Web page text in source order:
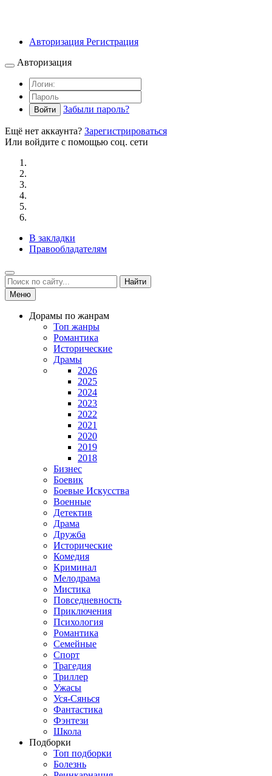
Авторизация Регистрация
Авторизация
Войти Забыли пароль?
Ещё нет аккаунта? Зарегистрироваться
Или войдите с помощью соц. сети
В закладки
Правообладателям
Найти
Меню
Дорамы по жанрам
Топ жанры
Романтика
Исторические
Драмы
2026
2025
2024
2023
2022
2021
2020
2019
2018
Бизнес
Боевик
Боевые Искусства
Военные
Детектив
Драма
Дружба
Исторические
Комедия
Криминал
Мелодрама
Мистика
Повседневность
Приключения
Психология
Романтика
Семейные
Спорт
Трагедия
Триллер
Ужасы
Уся-Сянься
Фантастика
Фэнтези
Школа
Подборки
Топ подборки
Болезнь